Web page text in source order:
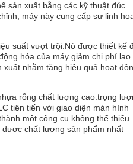
sản xuất bằng các kỹ thuật đúc
máy này cung cấp sự linh
suất vượt trội.Nó được thiết kế
hóa của máy giảm chi phí lao
nhằm tăng hiệu quả hoạt
rỗng chất lượng cao.trọng
tiên tiến với giao diện màn hình
một công cụ không thể thiếu
chất lượng sản phẩm nhất